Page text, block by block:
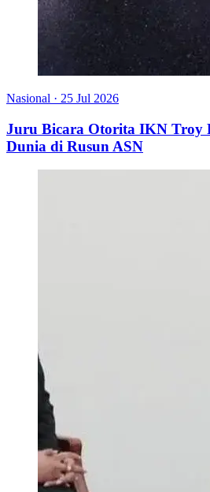
Nasional · 25 Jul 2026
Juru Bicara Otorita IKN Troy
Dunia di Rusun ASN